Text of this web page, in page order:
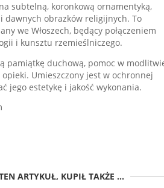
subtelną, koronkową ornamentyką,
dawnych obrazków religijnych. To
we Włoszech, będący połączeniem
i kunsztu rzemieślniczego.
pamiątkę duchową, pomoc w
Umieszczony jest w ochronnej
jego estetykę i jakość wykonania.
ARTYKUŁ, KUPIŁ TAKŻE ...